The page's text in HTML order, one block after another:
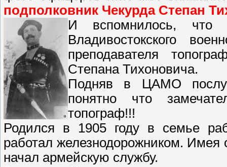
подполковник Чекурда Степан
И вспомнилось, что
Владивостокского
преподавателя
Степана Тихоновича.
Подняв в ЦАМО
понятно что
топограф!!!
Родился в 1905 году в семье
работал железнодорожником. Имея
начал армейскую службу.